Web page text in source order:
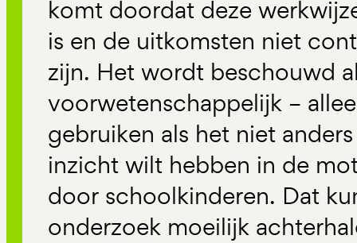
komt doordat deze
is en de uitkomsten niet
zijn. Het wordt beschouwd
voorwetenschappelijk –
gebruiken als het niet
inzicht wilt hebben in de
door schoolkinderen. Dat
onderzoek moeilijk